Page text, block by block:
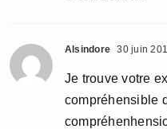
Alsindore 30 juin
Je trouve votre
compréhensible